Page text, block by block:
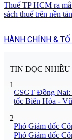
Thuế TP HCM ra
sách thuế trên nền
HÀNH CHÍNH &
TIN ĐỌC NHIỀU
1
CSGT Đồng Nai:
tốc Biên Hòa -
2
Phó Giám đốc
Phó Giám đốc